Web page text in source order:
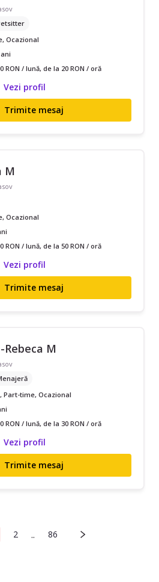
Ocazional
RON / lună, de la 20 RON / oră
Vezi profil
Trimite mesaj
M
Ocazional
RON / lună, de la 50 RON / oră
Vezi profil
Trimite mesaj
Rebeca M
Part-time, Ocazional
RON / lună, de la 30 RON / oră
Vezi profil
Trimite mesaj
2 .. 86